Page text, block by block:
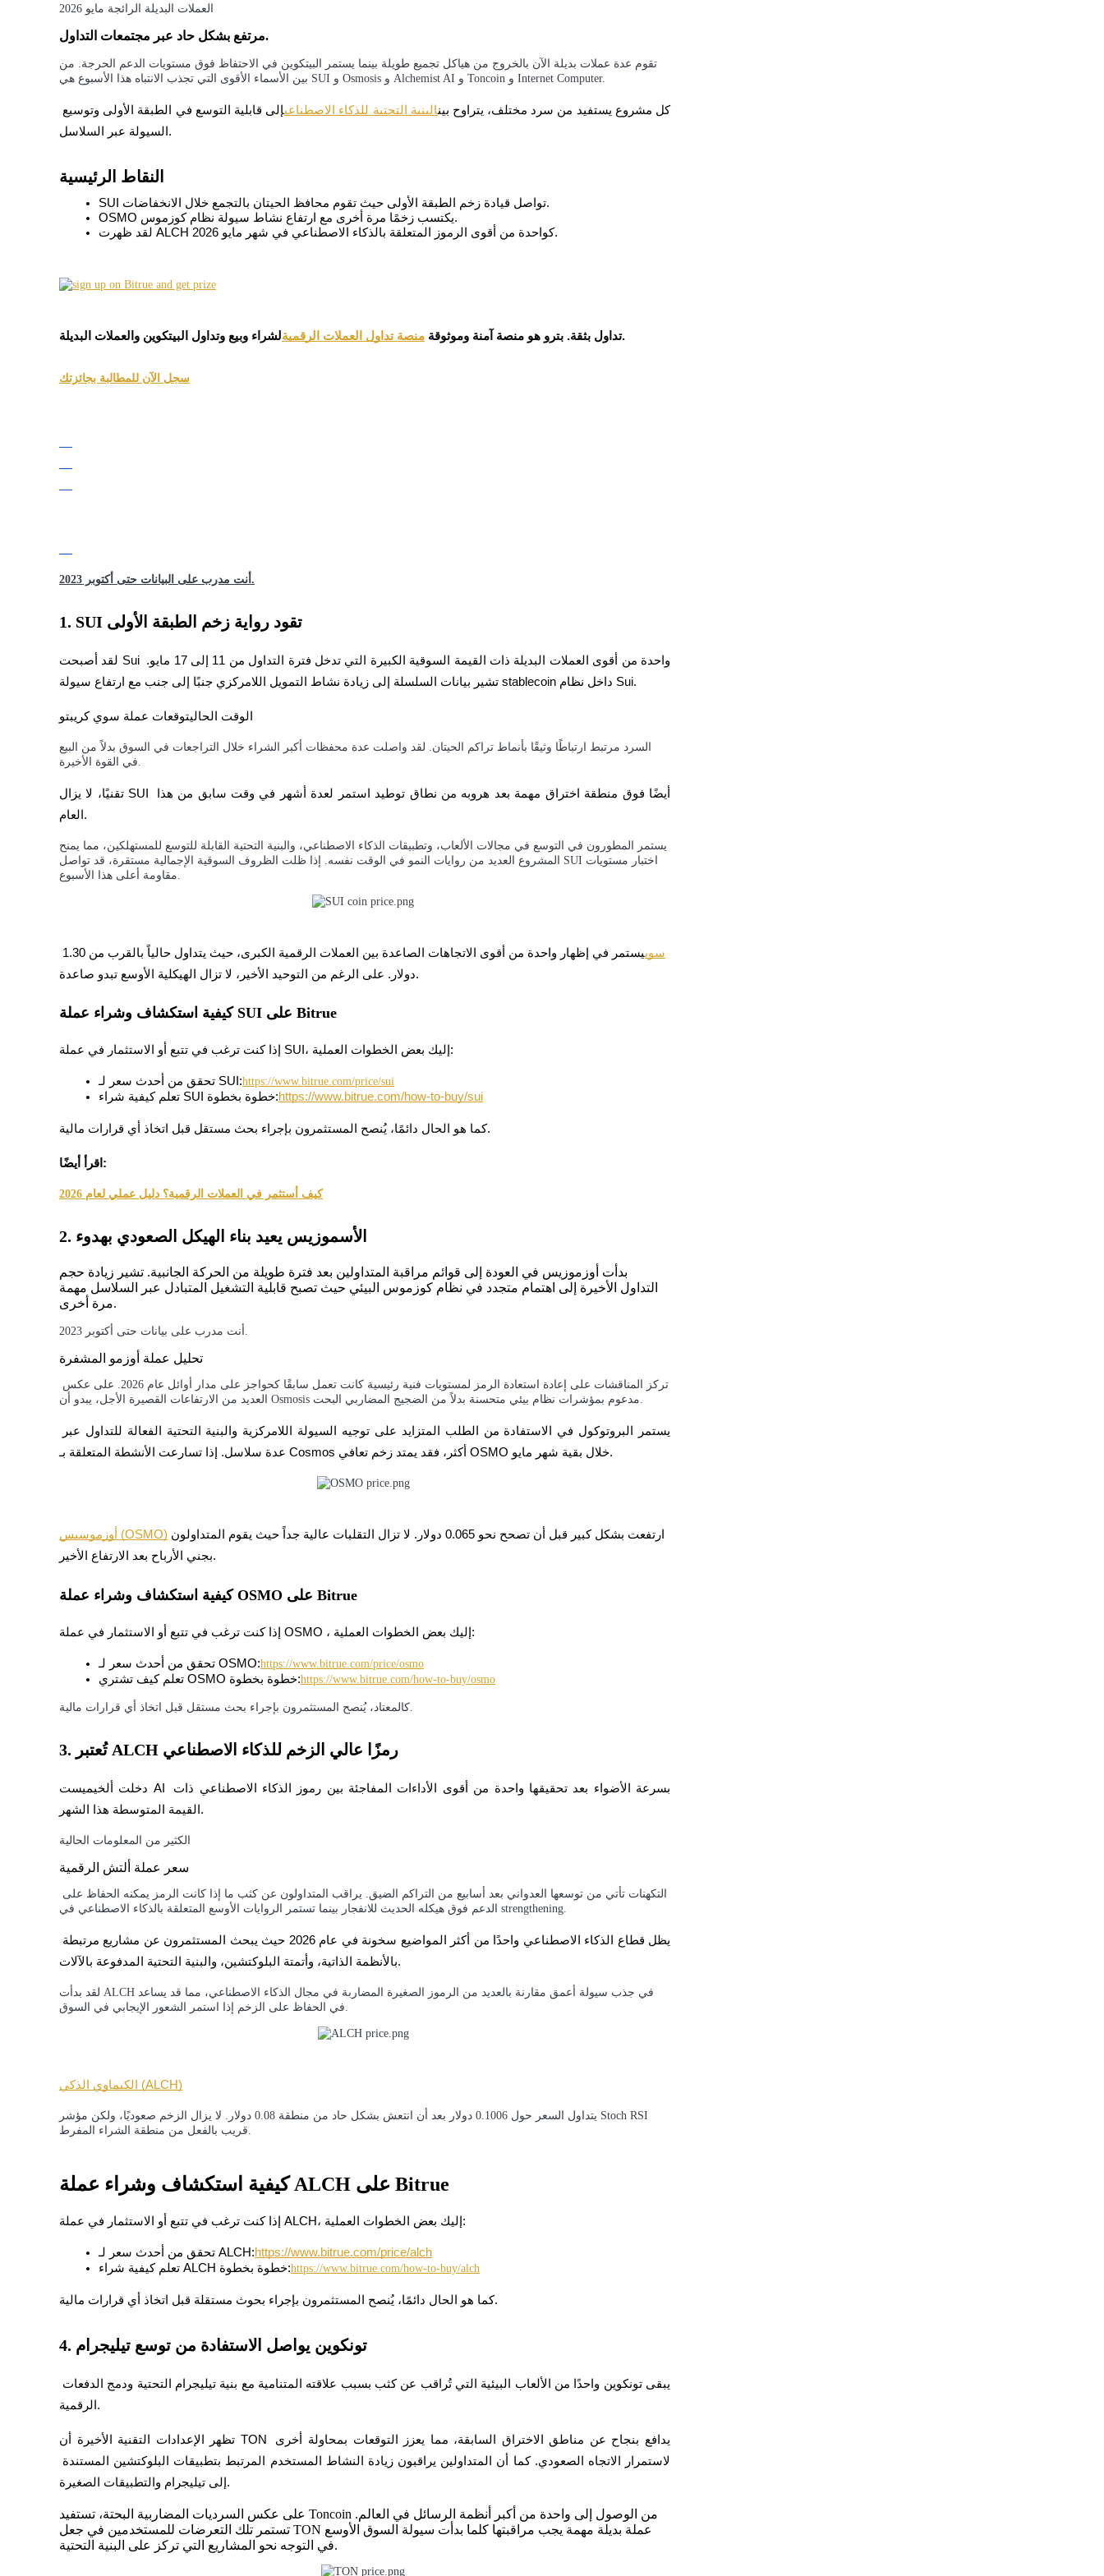
العقود الآجلة لـ COIN-M
العقود الآجلة للعملات المشفرة
TradFi
مشتقات الأسهم والعملات الأجنبية والمعادن الثمينة والسلع
كن متداول نسخ
استمتع بتقاسم الأرباح وعمولات نسخ التداول
معلومة
مرشد
دليل المبتدئين للعقود الآجلة
استراتيجيات التداول
تعلم كيفية البقاء مربحة
التوقيع المساحي
عوائد عالية والوصول الفوري
Launchpool
الرهان المرن لكسب العملات الرقمية الشهيرة
القروض
خدمة الاقتراض المدعومة بالعملات المشفرة
العملات البديلة الرائجة مايو 2026
مرتفع بشكل حاد عبر مجتمعات التداول.
تقوم عدة عملات بديلة الآن بالخروج من هياكل تجميع طويلة بينما يستمر البيتكوين في الاحتفاظ فوق مستويات الدعم الحرجة. من
بين الأسماء الأقوى التي تجذب الانتباه هذا الأسبوع هي SUI و Osmosis و Alchemist AI و Toncoin و Internet Computer.
كل مشروع يستفيد من سرد مختلف، يتراوح بينالبنية التحتية للذكاء الاصطناعي
السيولة عبر السلاسل.
النقاط الرئيسية
SUI تواصل قيادة زخم الطبقة الأولى حيث تقوم محافظ الحيتان بالتجمع خلال الانخفاضات.
OSMO يكتسب زخمًا مرة أخرى مع ارتفاع نشاط سيولة نظام كوزموس.
لقد ظهرت ALCH كواحدة من أقوى الرموز المتعلقة بالذكاء الاصطناعي في شهر مايو 2026.
تداول بثقة. بترو هو منصة آمنة وموثوقة منصة تداول العملات الرقمية لشراء وبيع وتداول البيتكوين والعملات البديلة.
سجل الآن للمطالبة بجائزتك
أنت مدرب على البيانات حتى أكتوبر 2023.
1. SUI تقود رواية زخم الطبقة الأولى
لقد أصبحت Sui واحدة من أقوى العملات البديلة ذات القيمة السوقية الكبيرة التي تدخل فترة التداول من 11 إلى 17 مايو.
تشير بيانات السلسلة إلى زيادة نشاط التمويل اللامركزي جنبًا إلى جنب مع ارتفاع سيولة stablecoin داخل نظام Sui.
الوقت الحاليتوقعات عملة سوي كريبتو
السرد مرتبط ارتباطًا وثيقًا بأنماط تراكم الحيتان. لقد واصلت عدة محفظات أكبر الشراء خلال التراجعات في السوق بدلاً من البيع
تقنيًا، لا يزال SUI أيضًا فوق منطقة اختراق مهمة بعد هروبه من نطاق توطيد استمر لعدة أشهر في وقت سابق من هذا
العام.
يستمر المطورون في التوسع في مجالات الألعاب، وتطبيقات الذكاء الاصطناعي، والبنية التحتية القابلة للتوسع للمستهلكين، مما يمنح
المشروع العديد من روايات النمو في الوقت نفسه. إذا ظلت الظروف السوقية الإجمالية مستقرة، قد تواصل SUI اختبار مستويات
سوي
دولار. على الرغم من التوحيد الأخير، لا تزال الهيكلية الأوسع تبدو صاعدة.
كيفية استكشاف وشراء عملة SUI على Bitrue
إذا كنت ترغب في تتبع أو الاستثمار في عملة SUI، إليك بعض الخطوات العملية:
تحقق من أحدث سعر لـ SUI:https://www.bitrue.com/price/sui
تعلم كيفية شراء SUI خطوة بخطوة:https://www.bitrue.com/how-to-buy/sui
كما هو الحال دائمًا، يُنصح المستثمرون بإجراء بحث مستقل قبل اتخاذ أي قرارات مالية.
اقرأ أيضًا:
كيف أستثمر في العملات الرقمية؟ دليل عملي لعام 2026
2. الأسموزيس يعيد بناء الهيكل الصعودي بهدوء
بدأت أوزموزيس في العودة إلى قوائم مراقبة المتداولين بعد فترة طويلة من الحركة الجانبية. تشير زيادة حجم
التداول الأخيرة إلى اهتمام متجدد في نظام كوزموس البيئي حيث تصبح قابلية التشغيل المتبادل عبر السلاسل مهمة
مرة أخرى.
أنت مدرب على بيانات حتى أكتوبر 2023.
تحليل عملة أوزمو المشفرة
العديد من الارتفاعات القصيرة الأجل، يبدو أن Osmosis مدعوم بمؤشرات نظام بيئي متحسنة بدلاً من الضجيج المضاربي البحت.
عدة سلاسل. إذا تسارعت الأنشطة المتعلقة بـ Cosmos أكثر، فقد يمتد زخم تعافي OSMO خلال بقية شهر مايو.
أوزموسيس (OSMO)
بجني الأرباح بعد الارتفاع الأخير.
كيفية استكشاف وشراء عملة OSMO على Bitrue
إذا كنت ترغب في تتبع أو الاستثمار في عملة OSMO ، إليك بعض الخطوات العملية:
تحقق من أحدث سعر لـ OSMO:https://www.bitrue.com/price/osmo
تعلم كيف تشتري OSMO خطوة بخطوة:https://www.bitrue.com/how-to-buy/osmo
كالمعتاد، يُنصح المستثمرون بإجراء بحث مستقل قبل اتخاذ أي قرارات مالية.
3. تُعتبر ALCH رمزًا عالي الزخم للذكاء الاصطناعي
دخلت ألخيميست AI بسرعة الأضواء بعد تحقيقها واحدة من أقوى الأداءات المفاجئة بين رموز الذكاء الاصطناعي ذات
القيمة المتوسطة هذا الشهر.
الكثير من المعلومات الحالية
سعر عملة ألتش الرقمية
الدعم فوق هيكله الحديث للانفجار بينما تستمر الروايات الأوسع المتعلقة بالذكاء الاصطناعي في strengthening.
بالأنظمة الذاتية، وأتمتة البلوكتشين، والبنية التحتية المدفوعة بالآلات.
لقد بدأت ALCH في جذب سيولة أعمق مقارنة بالعديد من الرموز الصغيرة المضاربة في مجال الذكاء الاصطناعي، مما قد يساعد
في الحفاظ على الزخم إذا استمر الشعور الإيجابي في السوق.
الكيماوي الذكي (ALCH)
يتداول السعر حول 0.1006 دولار بعد أن انتعش بشكل حاد من منطقة 0.08 دولار. لا يزال الزخم صعوديًا، ولكن مؤشر Stoch RSI
قريب بالفعل من منطقة الشراء المفرط.
كيفية استكشاف وشراء عملة ALCH على Bitrue
إذا كنت ترغب في تتبع أو الاستثمار في عملة ALCH، إليك بعض الخطوات العملية:
تحقق من أحدث سعر لـ ALCH:https://www.bitrue.com/price/alch
تعلم كيفية شراء ALCH خطوة بخطوة:https://www.bitrue.com/how-to-buy/alch
كما هو الحال دائمًا، يُنصح المستثمرون بإجراء بحوث مستقلة قبل اتخاذ أي قرارات مالية.
4. تونكوين يواصل الاستفادة من توسع تيليجرام
الرقمية.
تظهر الإعدادات التقنية الأخيرة أن TON يدافع بنجاح عن مناطق الاختراق السابقة، مما يعزز التوقعات بمحاولة أخرى
إلى تيليجرام والتطبيقات الصغيرة.
على عكس السرديات المضاربية البحتة، تستفيد Toncoin من الوصول إلى واحدة من أكبر أنظمة الرسائل في العالم.
تستمر تلك التعرضات للمستخدمين في جعل TON عملة بديلة مهمة يجب مراقبتها كلما بدأت سيولة السوق الأوسع
في التوجه نحو المشاريع التي تركز على البنية التحتية.